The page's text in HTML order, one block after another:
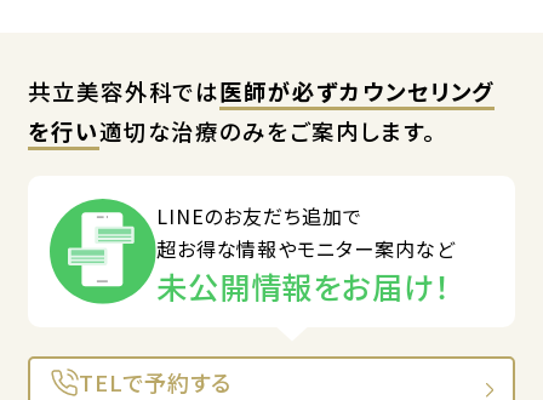
共立美容外科では医師が必ずカウンセリング
を行い適切な治療のみをご案内します。
LINEのお友だち追加で
超お得な情報やモニター案内など
未公開情報をお届け！
TELで予約する